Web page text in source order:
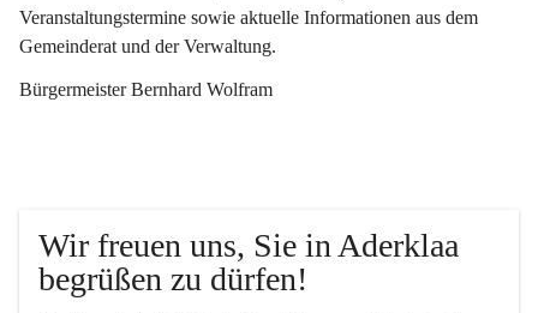
Veranstaltungstermine sowie aktuelle Informationen aus dem
Gemeinderat und der Verwaltung.
Bürgermeister Bernhard Wolfram
Wir freuen uns, Sie in Aderklaa
begrüßen zu dürfen!